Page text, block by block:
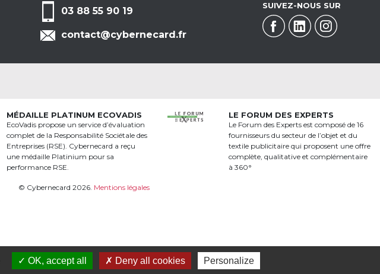
03 88 55 90 19
contact@cybernecard.fr
SUIVEZ-NOUS SUR
MÉDAILLE PLATINUM ECOVADIS
EcoVadis propose un service d’évaluation
complet de la Responsabilité Sociétale des
Entreprises (RSE). Cybernecard a reçu
une médaille Platinium pour sa
performance RSE.
© Cybernecard 2026. Mentions légales
LE FORUM DES EXPERTS
Le Forum des Experts est composé de 16
fournisseurs du secteur de l’objet et du
textile publicitaire qui proposent une offre
complète, qualitative et complémentaire
à 360°
OK, accept all Deny all cookies Personalize